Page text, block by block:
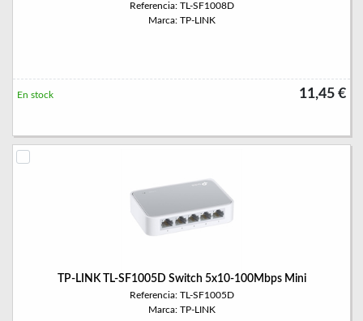
Referencia: TL-SF1008D
Marca: TP-LINK
11,45 €
En stock
TP-LINK TL-SF1005D Switch 5x10-100Mbps Mini
Referencia: TL-SF1005D
Marca: TP-LINK